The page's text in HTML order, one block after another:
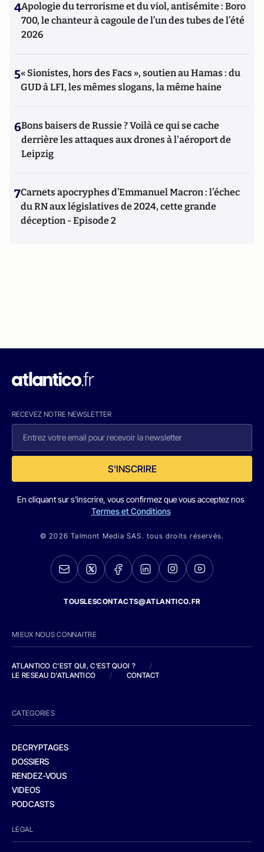
4Apologie du terrorisme et du viol, antisémite : Boro
700, le chanteur à cagoule de l’un des tubes de l’été
2026
5« Sionistes, hors des Facs », soutien au Hamas : du
GUD à LFI, les mêmes slogans, la même haine
6Bons baisers de Russie ? Voilà ce qui se cache
derrière les attaques aux drones à l'aéroport de
Leipzig
7Carnets apocryphes d’Emmanuel Macron : l’échec
du RN aux législatives de 2024, cette grande
déception - Episode 2
RECEVEZ NOTRE NEWSLETTER
S'INSCRIRE
En cliquant sur s'inscrire, vous confirmez que vous acceptez nos
Termes et Conditions
© 2026 Talmont Media SAS. tous droits réservés.
TOUSLESCONTACTS@ATLANTICO.FR
MIEUX NOUS CONNAITRE
ATLANTICO C'EST QUI, C'EST QUOI ?
/
LE RESEAU D'ATLANTICO
/ CONTACT
CATEGORIES
DECRYPTAGES
DOSSIERS
RENDEZ-VOUS
VIDEOS
PODCASTS
LEGAL